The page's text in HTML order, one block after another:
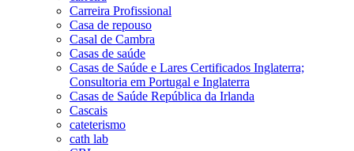
Carreira Profissional
Casa de repouso
Casal de Cambra
Casas de saúde
Casas de Saúde e Lares Certificados Inglaterra;
Consultoria em Portugal e Inglaterra
Casas de Saúde República da Irlanda
Cascais
cateterismo
cath lab